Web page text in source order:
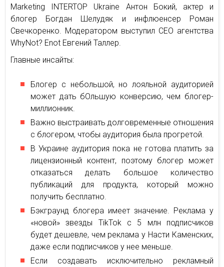
Marketing INTERTOP Ukraine Антон Бокий, актер и
блогер Богдан Шелудяк и инфлюенсер Роман
Свечкоренко. Модератором выступил СЕО агентства
WhyNot? Enot Евгений Таллер.
Главные инсайты:
Блогер с небольшой, но лояльной аудиторией
может дать бОльшую конверсию, чем блогер-
миллионник.
Важно выстраивать долговременные отношения
с блогером, чтобы аудитория была прогретой.
В Украине аудитория пока не готова платить за
лицензионный контент, поэтому блогер может
отказаться делать большое количество
публикаций для продукта, который можно
получить бесплатно.
Бэкграунд блогера имеет значение. Реклама у
«новой» звезды TikTok с 5 млн подписчиков
будет дешевле, чем реклама у Насти Каменских,
даже если подписчиков у нее меньше.
Если создавать исключительно рекламный